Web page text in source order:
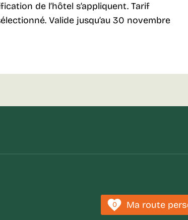
de l’hôtel s’appliquent. Tarif
Valide jusqu’au 30 novembre
0 Ma route